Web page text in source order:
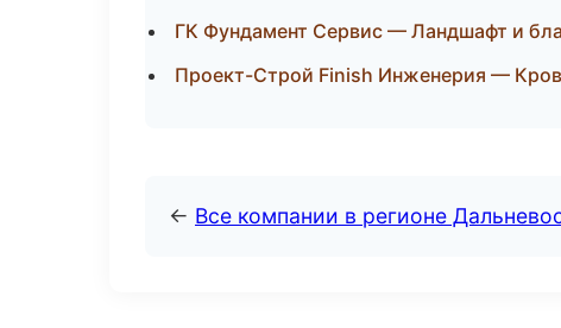
ГК Фундамент Сервис — Ландшафт и
Проект-Строй Finish Инженерия —
← Все компании в регионе